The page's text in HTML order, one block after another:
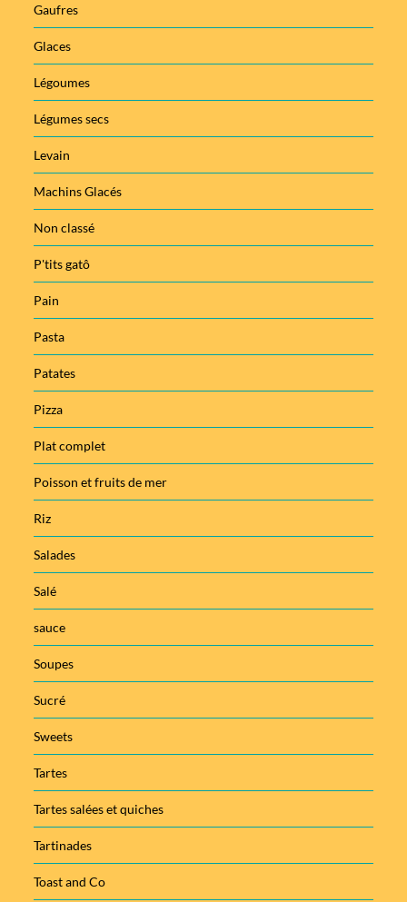
Gaufres
Glaces
Légoumes
Légumes secs
Levain
Machins Glacés
Non classé
P'tits gatô
Pain
Pasta
Patates
Pizza
Plat complet
Poisson et fruits de mer
Riz
Salades
Salé
sauce
Soupes
Sucré
Sweets
Tartes
Tartes salées et quiches
Tartinades
Toast and Co